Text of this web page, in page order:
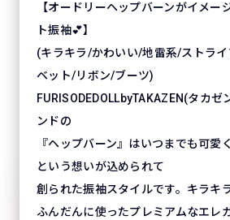
【オードリーヘップバーンがイメー
ト振袖💕】
(キラキラ/かわいい/地雷系/ストラ
ベット/リボン/ブーツ)
FURISODEDOLLbyTAKAZEN(タカゼ
ンドの
『ヘップバーン』はいつまでも可愛
という想いが込められて
創られた振袖スタイルです。キラキ
ふんだんに使ったプレミアムなエレ